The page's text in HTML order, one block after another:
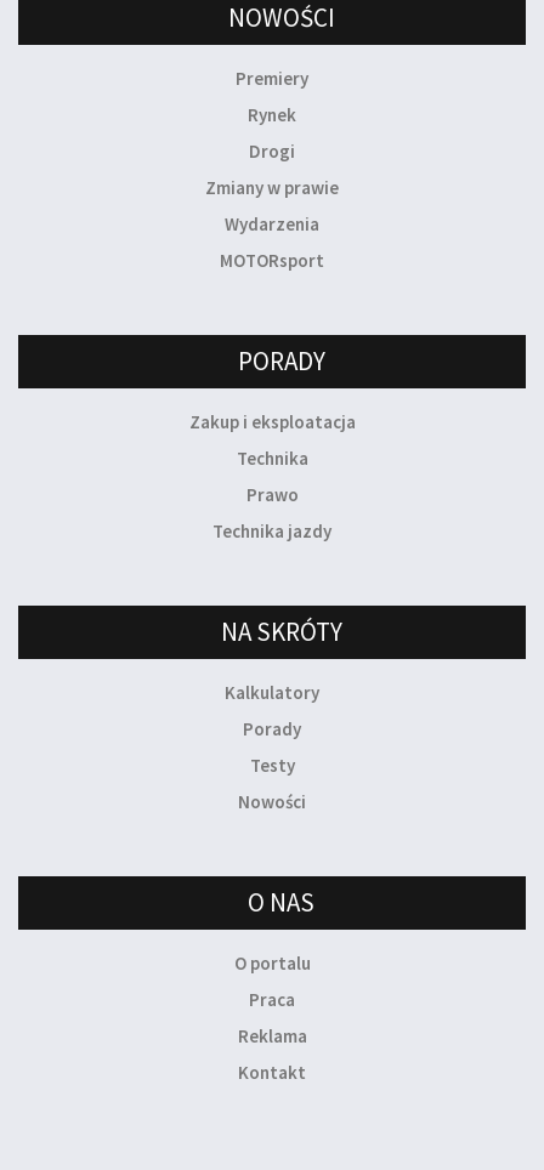
NOWOŚCI
Premiery
Rynek
Drogi
Zmiany w prawie
Wydarzenia
MOTORsport
PORADY
Zakup i eksploatacja
Technika
Prawo
Technika jazdy
NA SKRÓTY
Kalkulatory
Porady
Testy
Nowości
O NAS
O portalu
Praca
Reklama
Kontakt